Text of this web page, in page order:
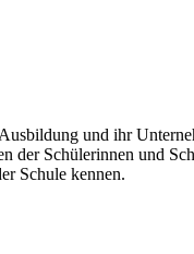
und ihr
Schülerinnen und
Schule kennen.